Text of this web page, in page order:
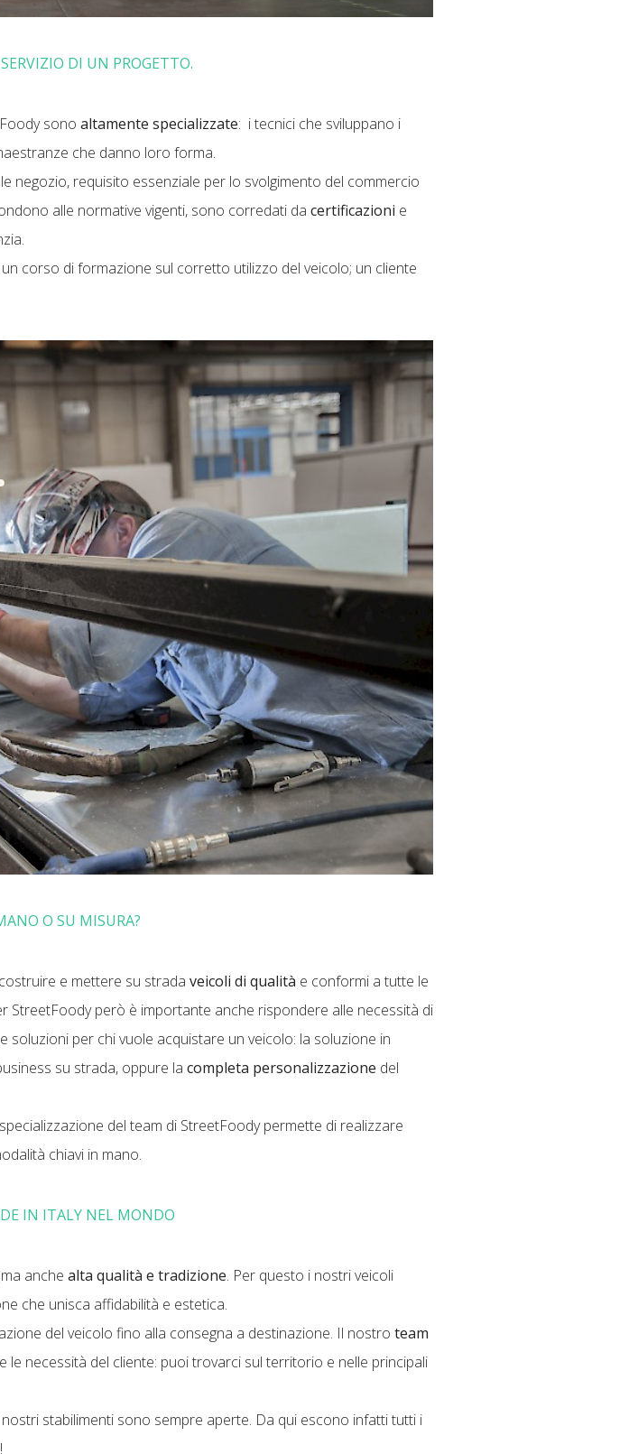
DI UN PROGETTO.
sono altamente specializzate: i tecnici che sviluppano i
che danno loro forma.
negozio, requisito essenziale per lo svolgimento del commercio
alle normative vigenti, sono corredati da certificazioni e
corso di formazione sul corretto utilizzo del veicolo; un cliente
O SU MISURA?
e mettere su strada veicoli di qualità e conformi a tutte le
StreetFoody però è importante anche rispondere alle necessità di
per chi vuole acquistare un veicolo: la soluzione in
su strada, oppure la completa personalizzazione del
del team di StreetFoody permette di realizzare
chiavi in mano.
IN ITALY NEL MONDO
anche alta qualità e tradizione. Per questo i nostri veicoli
che unisca affidabilità e estetica.
del veicolo fino alla consegna a destinazione. Il nostro team
necessità del cliente: puoi trovarci sul territorio e nelle principali
stabilimenti sono sempre aperte. Da qui escono infatti tutti i